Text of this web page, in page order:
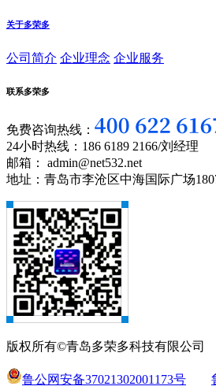
关于多荣多
公司简介 企业理念 企业服务
联系多荣多
免费咨询热线：
24小时热线：186 6189 2166/刘经理
邮箱： admin@net532.net
地址：青岛市李沧区中海国际广场
版权所有©青岛多荣多科技有限公司
鲁公网安备37021302001173号